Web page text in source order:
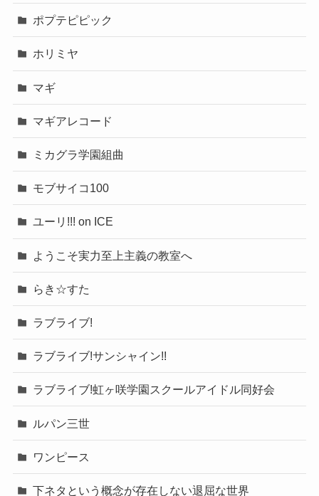
ポプテピピック
ホリミヤ
マギ
マギアレコード
ミカグラ学園組曲
モブサイコ100
ユーリ!!! on ICE
ようこそ実力至上主義の教室へ
らき☆すた
ラブライブ!
ラブライブ!サンシャイン!!
ラブライブ!虹ヶ咲学園スクールアイドル同好会
ルパン三世
ワンピース
下ネタという概念が存在しない退屈な世界